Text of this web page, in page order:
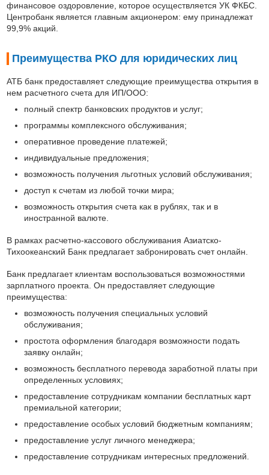
финансовое оздоровление, которое осуществляется УК ФКБС.
Центробанк является главным акционером: ему принадлежат
99,9% акций.
Преимущества РКО для юридических лиц
АТБ банк предоставляет следующие преимущества открытия в
нем расчетного счета для ИП/ООО:
полный спектр банковских продуктов и услуг;
программы комплексного обслуживания;
оперативное проведение платежей;
индивидуальные предложения;
возможность получения льготных условий обслуживания;
доступ к счетам из любой точки мира;
возможность открытия счета как в рублях, так и в
иностранной валюте.
В рамках расчетно-кассового обслуживания Азиатско-
Тихоокеанский Банк предлагает забронировать счет онлайн.
Банк предлагает клиентам воспользоваться возможностями
зарплатного проекта. Он предоставляет следующие
преимущества:
возможность получения специальных условий
обслуживания;
простота оформления благодаря возможности подать
заявку онлайн;
возможность бесплатного перевода заработной платы при
определенных условиях;
предоставление сотрудникам компании бесплатных карт
премиальной категории;
предоставление особых условий бюджетным компаниям;
предоставление услуг личного менеджера;
предоставление сотрудникам интересных предложений.